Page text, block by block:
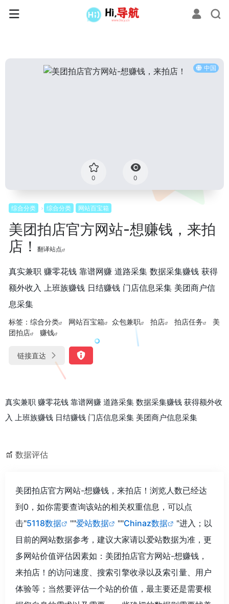
中国
0 0
综合分类 综合分类 网站百宝箱
美团拍店官方网站-想赚钱，来拍
店！
翻译站点
真实兼职 赚零花钱 靠谱网赚 道路采集 数据采集赚钱 获得
额外收入 上班族赚钱 日结赚钱 门店信息采集 美团商户信
息采集
标签： 综合分类 网站百宝箱 众包兼职 拍店 拍店任务
美
团拍店
赚钱
链接直达
真实兼职 赚零花钱 靠谱网赚 道路采集 数据采集赚钱 获得额外收
入 上班族赚钱 日结赚钱 门店信息采集 美团商户信息采集
数据评估
美团拍店官方网站-想赚钱，来拍店！浏览人数已经达
到0，如你需要查询该站的相关权重信息，可以点
击"5118数据 ""爱站数据 ""Chinaz数据
"进入；以
目前的网站数据参考，建议大家请以爱站数据为准，更
多网站价值评估因素如：美团拍店官方网站-想赚钱，
来拍店！的访问速度、搜索引擎收录以及索引量、用户
体验等；当然要评估一个站的价值，最主要还是需要根